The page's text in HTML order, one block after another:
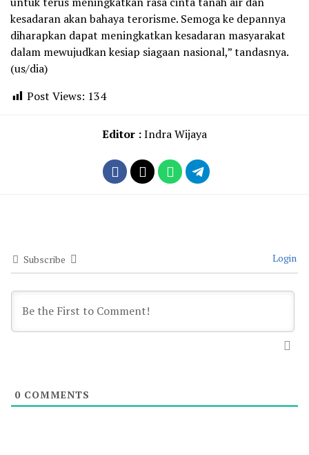
kesadaran akan bahaya terorisme. Semoga ke depannya
diharapkan dapat meningkatkan kesadaran masyarakat
dalam mewujudkan kesiap siagaan nasional,” tandasnya.
(us/dia)
Post Views: 134
Editor :Indra Wijaya
Subscribe Login
0 COMMENTS